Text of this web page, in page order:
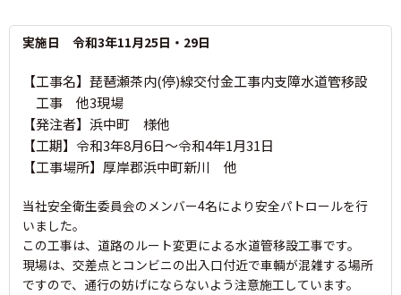
実施日 令和3年11月25日・29日
【工事名】琵琶瀬茶内(停)線交付金工事内支障水道管移設
工事 他3現場
【発注者】浜中町 様他
【工期】令和3年8月6日～令和4年1月31日
【工事場所】厚岸郡浜中町新川 他
当社安全衛生委員会のメンバー4名により安全パトロールを行
いました。
この工事は、道路のルート変更による水道管移設工事です。
現場は、交差点とコンビニの出入口付近で車輌が混雑する場所
ですので、通行の妨げにならないよう注意施工しています。